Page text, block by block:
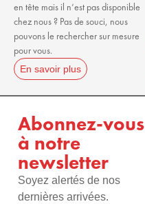
en tête mais il n’est pas disponible
chez nous ? Pas de souci, nous
pouvons le rechercher sur mesure
pour vous.
En savoir plus
Abonnez-vous
à notre
newsletter
Soyez alertés de nos
dernières arrivées.